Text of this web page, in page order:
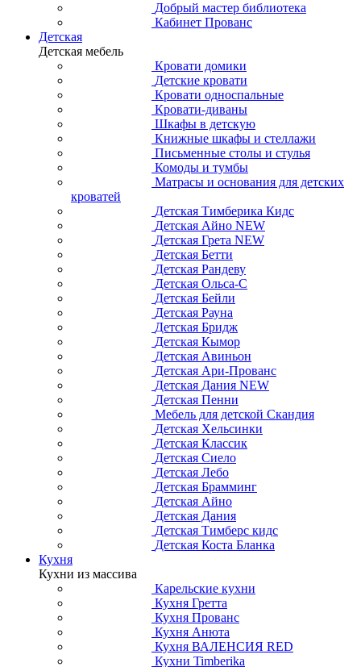
Добрый мастер библиотека
Кабинет Прованс
Детская
Детская мебель
Кровати домики
Детские кровати
Кровати односпальные
Кровати-диваны
Шкафы в детскую
Книжные шкафы и стеллажи
Письменные столы и стулья
Комоды и тумбы
Матрасы и основания для детских
кроватей
Детская Тимберика Кидс
Детская Айно NEW
Детская Грета NEW
Детская Бетти
Детская Рандеву
Детская Ольса-С
Детская Бейли
Детская Рауна
Детская Бридж
Детская Кымор
Детская Авиньон
Детская Ари-Прованс
Детская Дания NEW
Детская Пенни
Мебель для детской Скандия
Детская Хельсинки
Детская Классик
Детская Сиело
Детская Лебо
Детская Брамминг
Детская Айно
Детская Дания
Детская Тимберс кидс
Детская Коста Бланка
Кухня
Кухни из массива
Карельские кухни
Кухня Гретта
Кухня Прованс
Кухня Анюта
Кухня ВАЛЕНСИЯ RED
Кухни Timberika